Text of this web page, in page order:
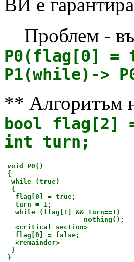
Проблем -
P0(flag[0] =
P1(while)->
** Алгоритъм
bool flag[2]
int turn;
void P0()
{
while (true)
{
flag[0] = true;
turn = 1;
while (flag[1] && turn==1)
nothing();
<critical section>
flag[0] = false;
<remainder>
}
}